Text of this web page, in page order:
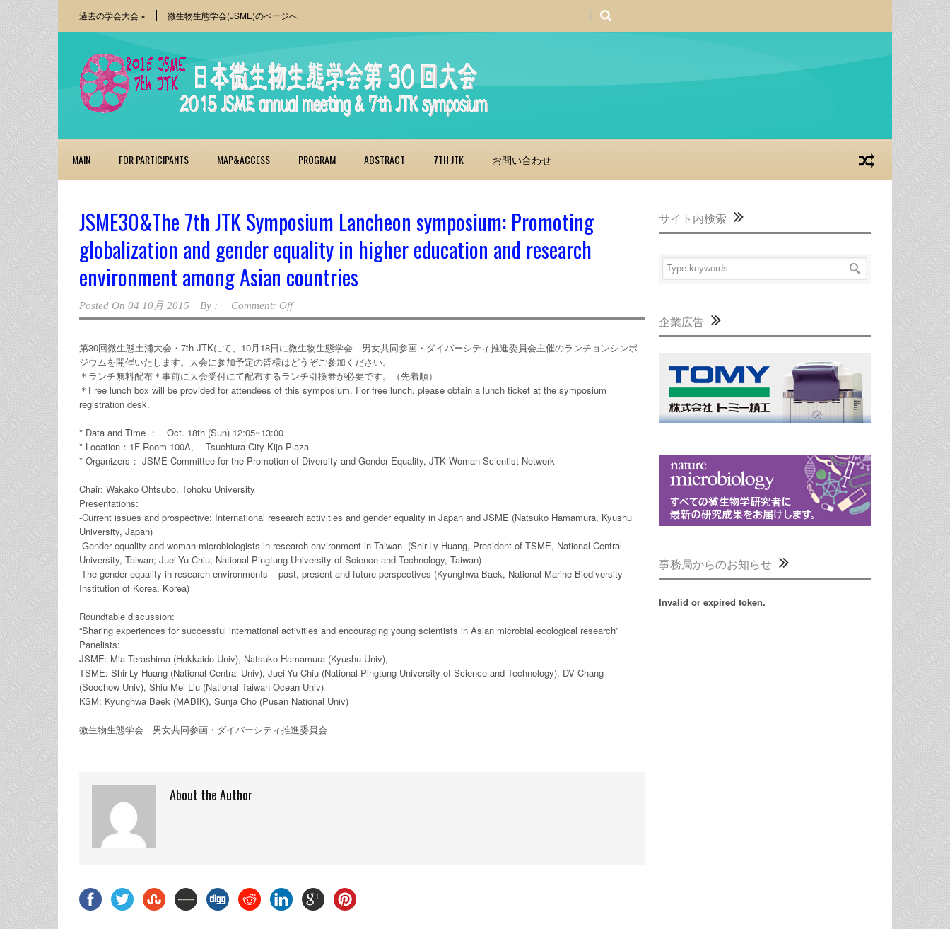
過去の学会大会 » 微生物生態学会(JSME)のページへ
MAIN FOR PARTICIPANTS MAP&ACCESS PROGRAM ABSTRACT 7TH JTK お問い合わせ
JSME30&The 7th JTK Symposium Lancheon symposium: Promoting
globalization and gender equality in higher education and research
environment among Asian countries
Posted On 04 10月 2015 By : Comment: Off
第30回微生態土浦大会・7th JTKにて、10月18日に微生物生態学会 男女共同参画・ダイバーシティ推進委員会主催のランチョンシンポ
ジウムを開催いたします。大会に参加予定の皆様はどうぞご参加ください。
＊ランチ無料配布＊事前に大会受付にて配布するランチ引換券が必要です。（先着順）
＊Free lunch box will be provided for attendees of this symposium. For free lunch, please obtain a lunch ticket at the symposium
registration desk.
* Data and Time ： Oct. 18th (Sun) 12:05~13:00
* Location：1F Room 100A, Tsuchiura City Kijo Plaza
* Organizers： JSME Committee for the Promotion of Diversity and Gender Equality, JTK Woman Scientist Network
Chair: Wakako Ohtsubo, Tohoku University
Presentations:
-Current issues and prospective: International research activities and gender equality in Japan and JSME (Natsuko Hamamura, Kyushu
University, Japan)
-Gender equality and woman microbiologists in research environment in Taiwan (Shir-Ly Huang, President of TSME, National Central
University, Taiwan; Juei-Yu Chiu, National Pingtung University of Science and Technology, Taiwan)
-The gender equality in research environments – past, present and future perspectives (Kyunghwa Baek, National Marine Biodiversity
Institution of Korea, Korea)
Roundtable discussion:
“Sharing experiences for successful international activities and encouraging young scientists in Asian microbial ecological research”
Panelists:
JSME: Mia Terashima (Hokkaido Univ), Natsuko Hamamura (Kyushu Univ),
TSME: Shir-Ly Huang (National Central Univ), Juei-Yu Chiu (National Pingtung University of Science and Technology), DV Chang
(Soochow Univ), Shiu Mei Liu (National Taiwan Ocean Univ)
KSM: Kyunghwa Baek (MABIK), Sunja Cho (Pusan National Univ)
微生物生態学会 男女共同参画・ダイバーシティ推進委員会
About the Author
サイト内検索
企業広告
事務局からのお知らせ
Invalid or expired token.